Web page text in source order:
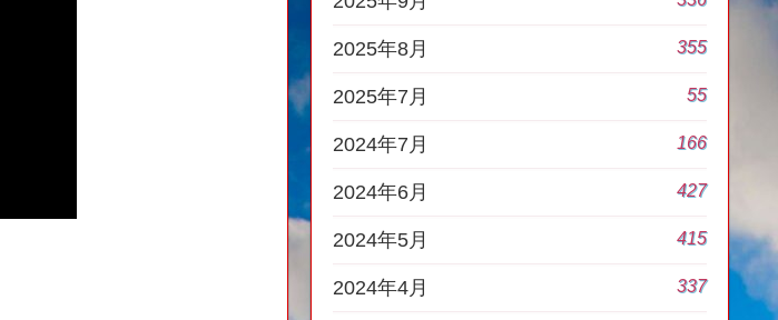
2025年8月 355
2025年7月 55
2024年7月 166
2024年6月 427
2024年5月 415
2024年4月 337